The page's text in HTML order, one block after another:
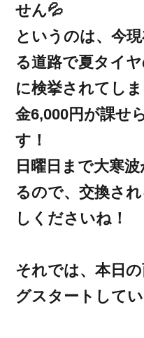
せん💦
というのは、今
る道路で夏タイ
に検挙されてし
金6,000円が課せ
す！
日曜日まで大寒
るので、交換さ
しくださいね！
それでは、本日
グスタートして